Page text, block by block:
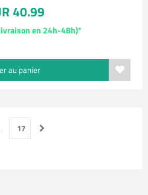
40.99
en 24h-48h)*
au panier
17